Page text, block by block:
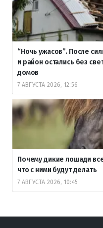
“Ночь ужасов”. После
и район остались без
домов
7 АВГУСТА 2026, 12:56
Почему дикие лошади
что с ними будут делать
7 АВГУСТА 2026, 10:45